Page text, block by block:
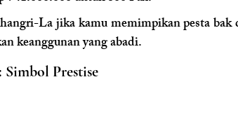
La jika kamu memimpikan pesta bak
keanggunan yang abadi.
Prestise